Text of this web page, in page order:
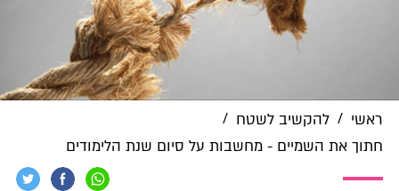
ראשי / להקשיב לשטח /
חתוך את השמיים - מחשבות על סיום שנת הלימודים